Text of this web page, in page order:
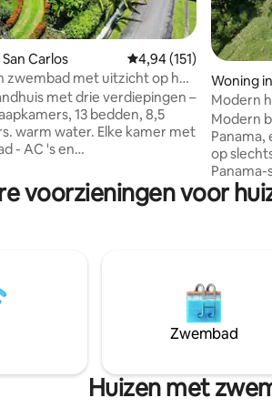
van 4,96 uit 5, 79 recensies
Carlos Gemiddelde
4,94 (151)
zwembad met uitzicht op het
met drie verdiepingen –
warm water. Elke kamer met
en
op het
en
naar het strand. -
voor 7 auto 's - Basistarief dekt
4 gasten, met een toeslag van
persoon, per nacht.
Woning
Modern
Modern
op
Panama-stad. De
rivieren,
25
airco,
droger
bergen. Gratis laat uitchecken wordt
gegeven
voorzieningen voor
Zwembad
Huizen met